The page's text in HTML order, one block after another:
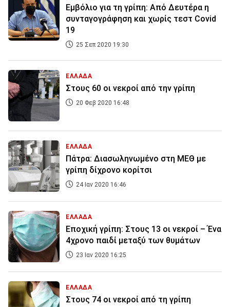
Εμβόλιο για τη γρίπη: Από Δευτέρα η
συνταγογράφηση και χωρίς τεστ Covid
19
25 Σεπ 2020 19:30
ΕΛΛΑΔΑ
Στους 60 οι νεκροί από την γρίπη
20 Φεβ 2020 16:48
ΕΛΛΑΔΑ
Πάτρα: Διασωληνωμένο στη ΜΕΘ με
γρίπη δίχρονο κορίτσι
24 Ιαν 2020 16:46
ΕΛΛΑΔΑ
Εποχική γρίπη: Στους 13 οι νεκροί – Ένα
4χρονο παιδί μεταξύ των θυμάτων
23 Ιαν 2020 16:25
ΕΛΛΑΔΑ
Στους 74 οι νεκροί από τη γρίπη